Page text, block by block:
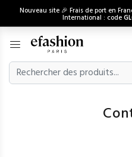
Nouveau site 🎉 Frais de port en
International : code